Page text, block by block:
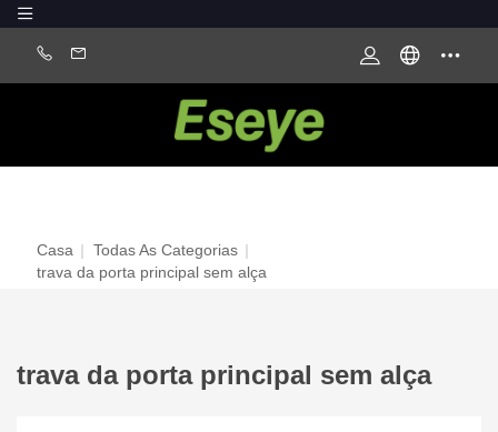
Casa | Todas As Categorias |
trava da porta principal sem alça
trava da porta principal sem alça